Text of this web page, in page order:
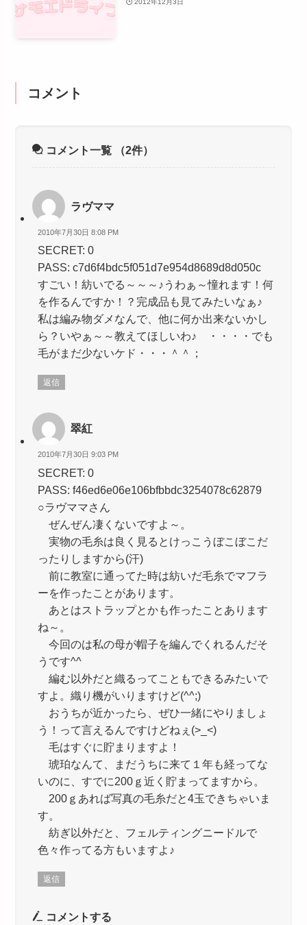
2012年12月3日
コメント
コメント一覧 （2件）
ラヴママ
2010年7月30日 8:08 PM
SECRET: 0
PASS: c7d6f4bdc5f051d7e954d8689d8d050c
すごい！紡いでる～～～♪うわぁ～憧れます！何
を作るんですか！？完成品も見てみたいなぁ♪
私は編み物ダメなんで、他に何か出来ないかし
ら？いやぁ～～教えてほしいわ♪ ・・・・でも
毛がまだ少ないケド・・・＾＾；
返信
翠紅
2010年7月30日 9:03 PM
SECRET: 0
PASS: f46ed6e06e106bfbbdc3254078c62879
○ラヴママさん
ぜんぜん凄くないですよ～。
実物の毛糸は良く見るとけっこうぼこぼこだ
ったりしますから(汗)
前に教室に通ってた時は紡いだ毛糸でマフラ
ーを作ったことがあります。
あとはストラップとかも作ったことあります
ね～。
今回のは私の母が帽子を編んでくれるんだそ
うです^^
編む以外だと織るってこともできるみたいで
すよ。織り機がいりますけど(^^;)
おうちが近かったら、ぜひ一緒にやりましょ
う！って言えるんですけどねぇ(>_<)
毛はすぐに貯まりますよ！
琥珀なんて、まだうちに来て１年も経ってな
いのに、すでに200ｇ近く貯まってますから。
200ｇあれば写真の毛糸だと4玉できちゃいま
す。
紡ぎ以外だと、フェルティングニードルで
色々作ってる方もいますよ♪
返信
コメントする